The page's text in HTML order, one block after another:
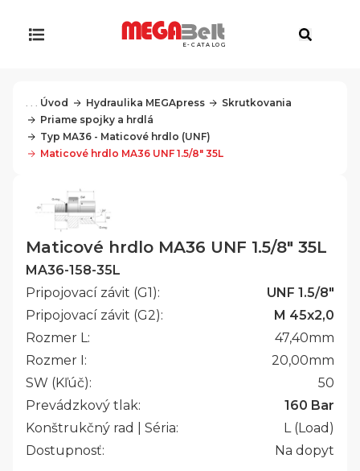
E-CATALOG
. . . Úvod Hydraulika MEGApress
Skrutkovania
Priame spojky a hrdlá
Typ MA36 - Maticové hrdlo (UNF)
Maticové hrdlo MA36 UNF 1.5/8" 35L
Maticové hrdlo MA36 UNF 1.5/8" 35L
MA36-158-35L
Pripojovací závit (G1):
UNF 1.5/8"
Pripojovací závit (G2):
M 45x2,0
Rozmer L:
47,40mm
Rozmer I:
20,00mm
SW (Kľúč):
50
Prevádzkový tlak:
160 Bar
Konštrukčný rad | Séria:
L (Load)
Dostupnosť:
Na dopyt